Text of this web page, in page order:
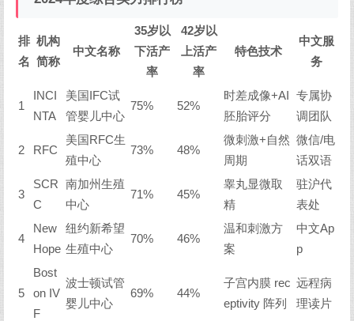
排
名
机构
简称
中文名称
35岁以
下活产
率
42岁以
上活产
率
特色技术
中文服
务
1
INCI
NTA
美国IFC试
管婴儿中心
75% 52%
时差成像+AI
胚胎评分
专属协
调团队
2 RFC
美国RFC生
殖中心
73% 48%
微刺激+自然
周期
微信/电
话双语
3
SCR
C
南加州生殖
中心
71% 45%
睾丸显微取
精
驻沪代
表处
4
New
Hope
纽约新希望
生殖中心
70% 46%
温和刺激方
案
中文Ap
p
5
Bost
on IV
F
波士顿试管
婴儿中心
69% 44%
子宫内膜 rec
eptivity 阵列
远程病
理读片